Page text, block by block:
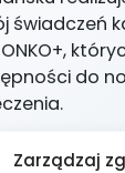
Zarządzaj
świadczeń
do